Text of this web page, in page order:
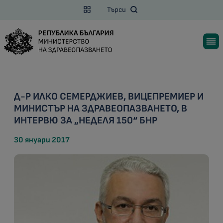
Търси
Д-Р ИЛКО СЕМЕРДЖИЕВ, ВИЦЕПРЕМИЕР И
МИНИСТЪР НА ЗДРАВЕОПАЗВАНЕТО, В
ИНТЕРВЮ ЗА „НЕДЕЛЯ 150“ БНР
30 януари 2017